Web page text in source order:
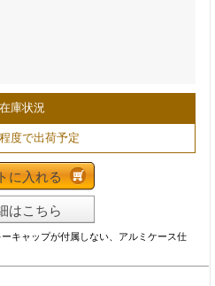
在庫状況
度で出荷予定
に入れる
はこちら
ーキャップが付属しない、アルミケース仕